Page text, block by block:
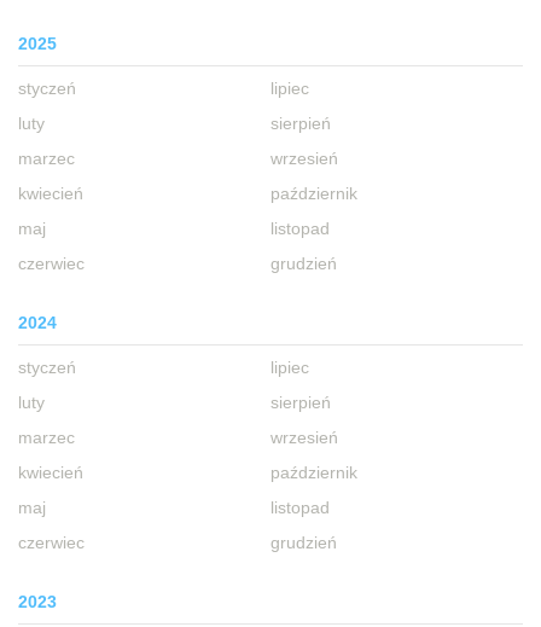
2025
styczeń
luty
marzec
kwiecień
maj
czerwiec
lipiec
sierpień
wrzesień
październik
listopad
grudzień
2024
styczeń
luty
marzec
kwiecień
maj
czerwiec
lipiec
sierpień
wrzesień
październik
listopad
grudzień
2023